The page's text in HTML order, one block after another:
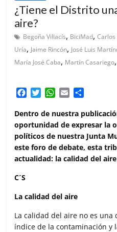
¿Tiene el Distrito
aire?
Begoña Villacís, BiciMad,
Uría, Jaime Rincón, José Luis
María José Caba, Martín Casariego,
c
e
b
o
k
i
t
t
e
r
W
a
t
s
A
p
p
a
i
l
m
p
a
r
t
i
Dentro de nuestra
oportunidad de expresar la
políticos de nuestra Junta
este foro de debate, esta
actualidad: la calidad del
C´S
La calidad del aire
La calidad del aire no es una
índice de la contaminación y